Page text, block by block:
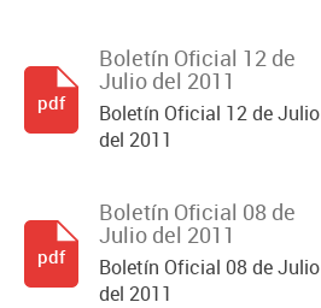
Boletín Oficial 12 de
Julio del 2011
Boletín Oficial 12 de Julio
del 2011
pdf
Boletín Oficial 08 de
Julio del 2011
Boletín Oficial 08 de Julio
del 2011
pdf